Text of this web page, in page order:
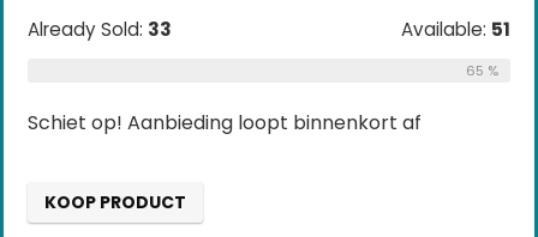
Already Sold: 33 Available: 51
65 %
Schiet op! Aanbieding loopt binnenkort af
KOOP PRODUCT